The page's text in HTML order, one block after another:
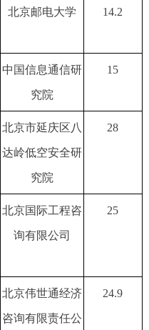
北京邮电大学 14.2
中国信息通信研
究院
15
北京市延庆区八
达岭低空安全研
究院
28
北京国际工程咨
询有限公司
25
北京伟世通经济
咨询有限责任公
24.9